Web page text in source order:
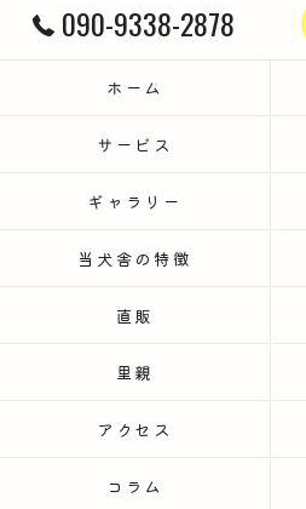
090-9338-2878
ホーム
サービス
ギャラリー
当犬舎の特徴
直販
里親
アクセス
コラム